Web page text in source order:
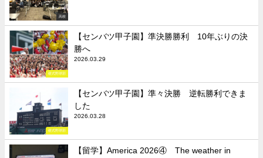
高校
硬式野球部
【センバツ甲子園】準決勝勝利 10年ぶりの決
勝へ
2026.03.29
硬式野球部
【センバツ甲子園】準々決勝 逆転勝利できま
した
2026.03.28
【留学】America 2026④ The weather in